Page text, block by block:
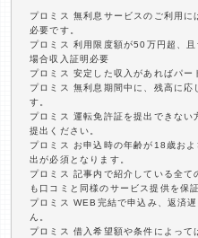
プロミス 無利息サービスのご利用
必要です。
プロミス 利用限度額が50万円超、
場合収入証明必要
プロミス 安定した収入があればパー
プロミス 無利息期間中に、残高に応
す。
プロミス 運転免許証を提出できな
提出ください。
プロミス お申込時の年齢が18歳お
出が必須となります。
プロミス 記事内で紹介している全て
も口コミと同様のサービス提供を保
プロミス WEB完結で申込み、返済
ん。
プロミス 借入希望額や条件によっ